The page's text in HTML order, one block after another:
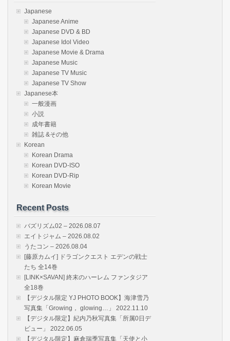
Japanese
Japanese Anime
Japanese DVD & BD
Japanese Idol Video
Japanese Movie & Drama
Japanese Music
Japanese TV Music
Japanese TV Show
Japanese本
一般漫画
小説
成年書籍
雑誌 &その他
Korean
Korean Drama
Korean DVD-ISO
Korean DVD-Rip
Korean Movie
Recent Posts
バズリズム02 – 2026.08.07
エイトジャム – 2026.08.02
うたコン – 2026.08.04
[藤原カムイ] ドラゴンクエスト エデンの戦士
たち 全14巻
[LINK×SAVAN] 終末のハーレム ファンタジア
全18巻
【デジタル限定 YJ PHOTO BOOK】海津雪乃
写真集「Growing， glowing…」 2022.11.10
【デジタル限定】紀内乃秋写真集「所属0日デ
ビュー」 2022.06.05
【デジタル限定】麻倉瑞季写真集「天使と小